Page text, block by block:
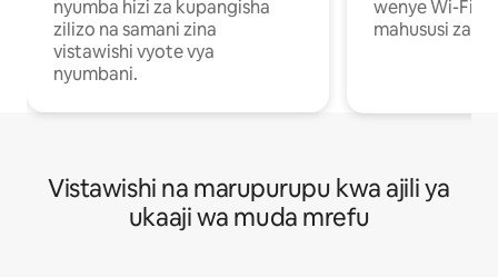
nyumba hizi za kupangisha
zilizo na samani zina
vistawishi vyote vya
nyumbani.
wenye Wi-Fi
mahususi za
Vistawishi na marupurupu kwa ajili ya
ukaaji wa muda mrefu